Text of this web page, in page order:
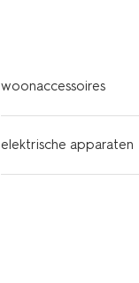
woonaccessoires
elektrische apparaten